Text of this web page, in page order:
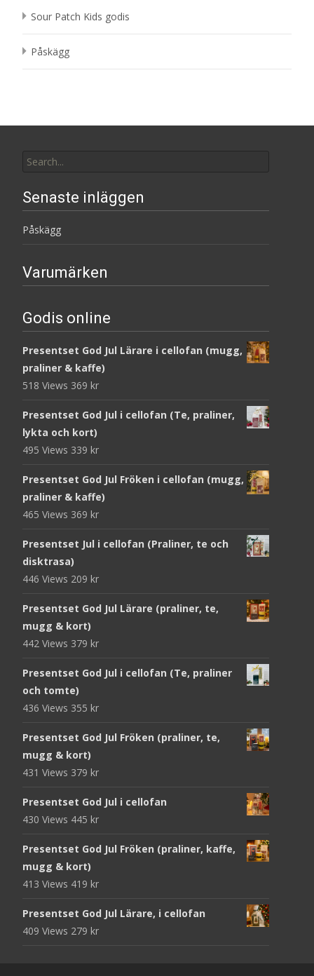
Sour Patch Kids godis
Påskägg
for:
Senaste inläggen
Påskägg
Varumärken
Godis online
Presentset God Jul Lärare i cellofan (mugg,
praliner & kaffe)
518 Views 369 kr
Presentset God Jul i cellofan (Te, praliner,
lykta och kort)
495 Views 339 kr
Presentset God Jul Fröken i cellofan (mugg,
praliner & kaffe)
465 Views 369 kr
Presentset Jul i cellofan (Praliner, te och
disktrasa)
446 Views 209 kr
Presentset God Jul Lärare (praliner, te,
mugg & kort)
442 Views 379 kr
Presentset God Jul i cellofan (Te, praliner
och tomte)
436 Views 355 kr
Presentset God Jul Fröken (praliner, te,
mugg & kort)
431 Views 379 kr
Presentset God Jul i cellofan
430 Views 445 kr
Presentset God Jul Fröken (praliner, kaffe,
mugg & kort)
413 Views 419 kr
Presentset God Jul Lärare, i cellofan
409 Views 279 kr